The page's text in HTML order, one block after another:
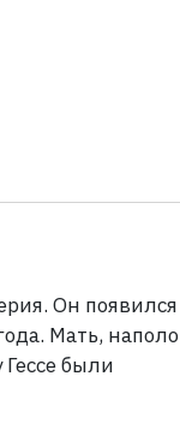
Он
Мать,
были